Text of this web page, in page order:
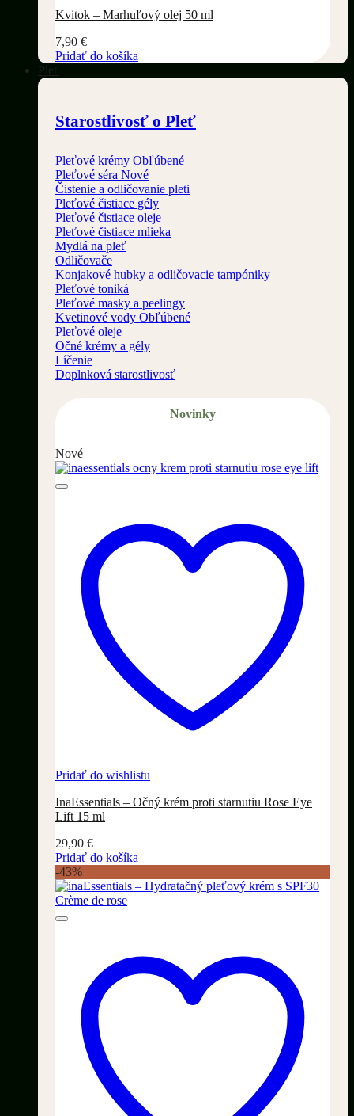
Kvitok – Marhuľový olej 50 ml
7,90 €
Pridať do košíka
Pleť
Starostlivosť o Pleť
Pleťové krémy
Pleťové séra
Čistenie a odličovanie pleti
Pleťové čistiace gély
Pleťové čistiace oleje
Pleťové čistiace mlieka
Mydlá na pleť
Odličovače
Konjakové hubky a odličovacie tampóniky
Pleťové toniká
Pleťové masky a peelingy
Kvetinové vody
Pleťové oleje
Očné krémy a gély
Líčenie
Doplnková starostlivosť
Novinky
Nové
Pridať do wishlistu
InaEssentials – Očný krém proti starnutiu Rose Eye
Lift 15 ml
29,90 €
Pridať do košíka
-43%